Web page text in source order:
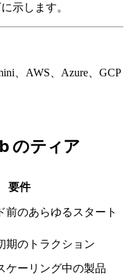
示します。
、AWS、Azure、GCP
のティア
要件
前のあらゆるスタート
期のトラクション
ケーリング中の製品